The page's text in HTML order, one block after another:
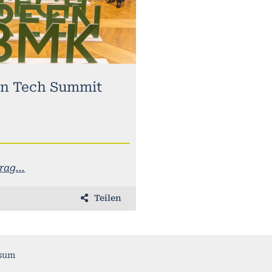
Tech Summit
Teilen